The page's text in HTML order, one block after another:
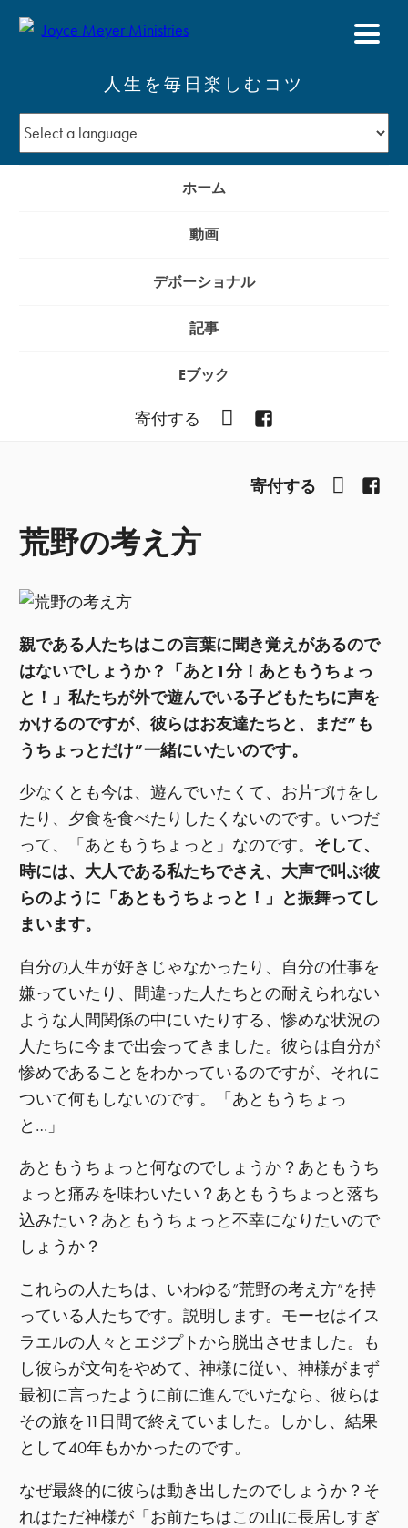
人生を毎日楽しむコツ
ホーム
動画
デボーショナル
記事
Eブック
寄付する YouTubeFacebook
寄付する
荒野の考え方
親である人たちはこの言葉に聞き覚えがあるので
はないでしょうか？「あと1分！あともうちょっ
と！」私たちが外で遊んでいる子どもたちに声を
かけるのですが、彼らはお友達たちと、まだ”も
うちょっとだけ”一緒にいたいのです。
少なくとも今は、遊んでいたくて、お片づけをし
たり、夕食を食べたりしたくないのです。いつだ
って、「あともうちょっと」なのです。 そして、
時には、大人である私たちでさえ、大声で叫ぶ彼
らのように「あともうちょっと！」と振舞ってし
まいます。
自分の人生が好きじゃなかったり、自分の仕事を
嫌っていたり、間違った人たちとの耐えられない
ような人間関係の中にいたりする、惨めな状況の
人たちに今まで出会ってきました。彼らは自分が
惨めであることをわかっているのですが、それに
ついて何もしないのです。「あともうちょっ
と…」
あともうちょっと何なのでしょうか？あともうち
ょっと痛みを味わいたい？あともうちょっと落ち
込みたい？あともうちょっと不幸になりたいので
しょうか？
これらの人たちは、いわゆる”荒野の考え方”を持
っている人たちです。説明します。モーセはイス
ラエルの人々とエジプトから脱出させました。も
し彼らが文句をやめて、神様に従い、神様がまず
最初に言ったように前に進んでいたなら、彼らは
その旅を11日間で終えていました。しかし、結果
として40年もかかったのです。
なぜ最終的に彼らは動き出したのでしょうか？そ
れはただ神様が「お前たちはこの山に長居しすぎ